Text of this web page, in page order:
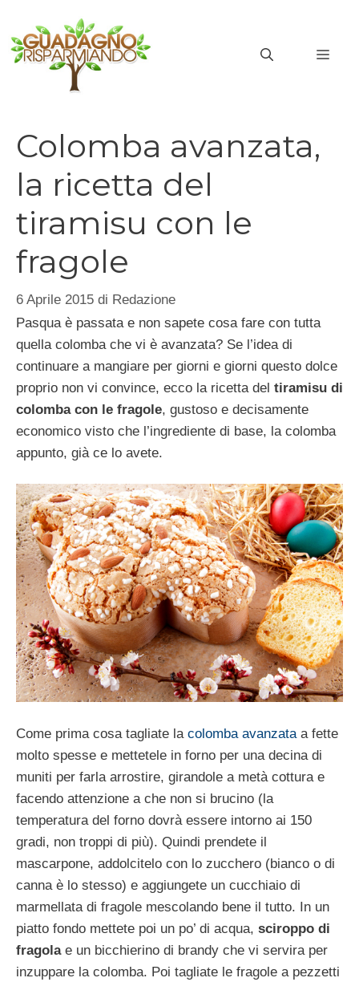
contenuto
Colomba avanzata,
la ricetta del
tiramisu con le
fragole
6 Aprile 2015 di Redazione
Pasqua è passata e non sapete cosa fare con tutta
quella colomba che vi è avanzata? Se l’idea di
continuare a mangiare per giorni e giorni questo dolce
proprio non vi convince, ecco la ricetta del tiramisu di
colomba con le fragole, gustoso e decisamente
economico visto che l’ingrediente di base, la colomba
appunto, già ce lo avete.
Come prima cosa tagliate la colomba avanzata a fette
molto spesse e mettetele in forno per una decina di
muniti per farla arrostire, girandole a metà cottura e
facendo attenzione a che non si brucino (la
temperatura del forno dovrà essere intorno ai 150
gradi, non troppi di più). Quindi prendete il
mascarpone, addolcitelo con lo zucchero (bianco o di
canna è lo stesso) e aggiungete un cucchiaio di
marmellata di fragole mescolando bene il tutto. In un
piatto fondo mettete poi un po’ di acqua, sciroppo di
fragolae un bicchierino di brandy che vi servira per
inzuppare la colomba. Poi tagliate le fragole a pezzetti